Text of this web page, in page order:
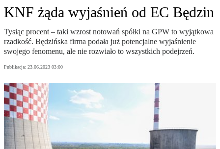
KNF żąda wyjaśnień od EC Będzin
Tysiąc procent – taki wzrost notowań spółki na GPW to wyjątkowa
rzadkość. Będzińska firma podała już potencjalne wyjaśnienie
swojego fenomenu, ale nie rozwiało to wszystkich podejrzeń.
Publikacja: 23.06.2023 03:00